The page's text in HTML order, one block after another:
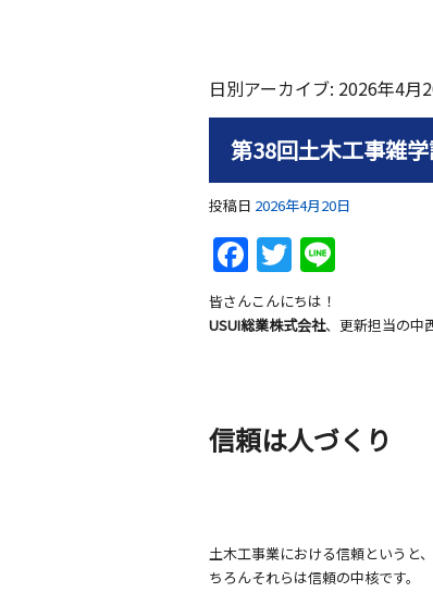
日別アーカイブ: 2026年4月
第38回土木工事雑
投稿日 2026年4月20日
F
a
c
o
o
T
w
itt e
皆さんこんにちは！
USUI総業株式会社、更新担当の中
信頼は人づくり
土木工事業における信頼というと
ちろんそれらは信頼の中核です。